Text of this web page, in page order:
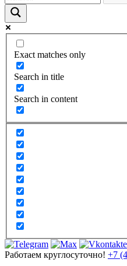
Exact matches only
Search in title
Search in content
Работаем круглосуточно! +7